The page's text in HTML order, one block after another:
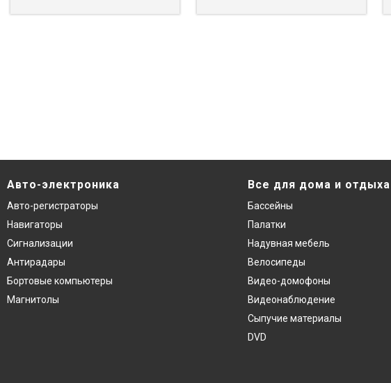
Авто-электроника
Авто-регистраторы
Навигаторы
Сигнализации
Антирадары
Бортовые компьютеры
Магнитолы
Все для дома и отдыха
Бассейны
Палатки
Надувная мебель
Велосипеды
Видео-домофоны
Видеонаблюдение
Сыпучие материалы
DVD